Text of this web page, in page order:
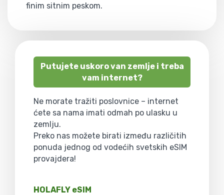
finim sitnim peskom.
Putujete uskoro van zemlje i treba
vam internet?
Ne morate tražiti poslovnice – internet
ćete sa nama imati odmah po ulasku u
zemlju.
Preko nas možete birati između različitih
ponuda jednog od vodećih svetskih eSIM
provajdera!
HOLAFLY eSIM